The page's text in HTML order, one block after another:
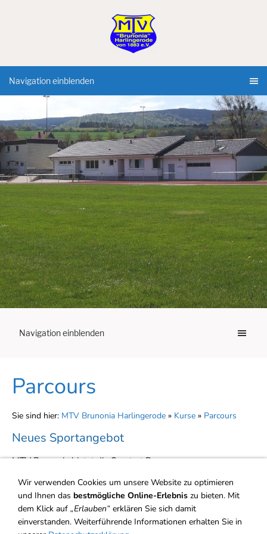
Navigation einblenden
Navigation einblenden
Parcours
Sie sind hier: MTV Brunonia Harlingerode » Kurse » Parcours
Neues Sportangebot
MTV Brunonia bietet die Sportart Parcours an
Der MTV Brunonia Harlingerode erweitert sein
Sportprogramm und bietet neuerdingsParcoursan. Hierbei
gilt es, eine Strecke mit Hindernissen abzulaufen
Auftakt ist am kommenden Dienstag, 5. Mai, um 17 Uhr
Wir verwenden Cookies um unsere Website zu optimieren
und Ihnen das bestmögliche Online-Erlebnis zu bieten. Mit
dem Klick auf „Erlauben“ erklären Sie sich damit
einverstanden. Weiterführende Informationen erhalten Sie in